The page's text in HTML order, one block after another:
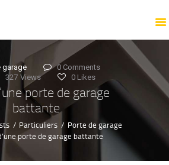
garage 0 Comments
327 Views 0 Likes
porte de garage
battante
Particuliers
Porte de garage
porte de garage battante
NOS